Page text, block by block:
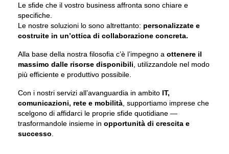
CONTATTI
Le sfide che il vostro business affronta sono chiare e
specifiche.
Le nostre soluzioni lo sono altrettanto: personalizzate e
costruite in un’ottica di collaborazione concreta.
Alla base della nostra filosofia c’è l’impegno a ottenere il
massimo dalle risorse disponibili , utilizzandole nel modo
più efficiente e produttivo possibile.
Con i nostri servizi all’avanguardia in ambito IT,
comunicazioni, rete e mobilità , supportiamo imprese che
scelgono di affidarci le proprie sfide quotidiane —
trasformandole insieme in opportunità di crescita e
successo